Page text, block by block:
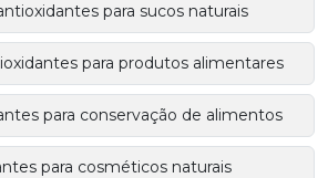
para sucos naturais
para produtos alimentares
para conservação de alimentos
para cosméticos naturais